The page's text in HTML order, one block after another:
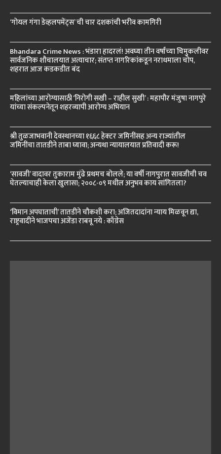
‘गोयल गंगा डेव्हलपमेंट्स’ ची चार दशकांची भरीव कामगिरी
Bhandara Crime News : भंडारा हादरलं! अवघ्या तीन वर्षांच्या चिमुकलीवर
सार्वजनिक शौचालयात अत्याचार; संतप्त नागरिकांकडून नराधमाला चोप,
शहरात आज कडकडीत बंद
महिलांच्या आरोग्यासाठी ‘निरोगी सखी – राहील सुखी’ : महापौर मंजुषा नागपुरे
यांच्या संकल्पनेतून शहरव्यापी आरोग्य अभियान
श्री तुळजाभवानी देवस्थानच्या १६६८ हेक्टर जमिनींसह अन्य राज्यांतील
जमिनींचा तातडीने ताबा घ्यावा; अन्यथा न्यायालयात प्रतिवादी करू!
‘सावजी’ वादावर तुकाराम मुंढे प्रथमच बोलले; या वर्षी नागपुरात सावजीची चव
घेतल्याचाही केला खुलासा; २००८-०९ मधील अनुभव काय सांगितला?
‘विमान अपघाताची’ तातडीने चौकशी करा; अजितदादांना न्याय मिळवून द्या,
राष्ट्रवादीने भाजपचा अजेंडा राबवू नये : काँग्रेस